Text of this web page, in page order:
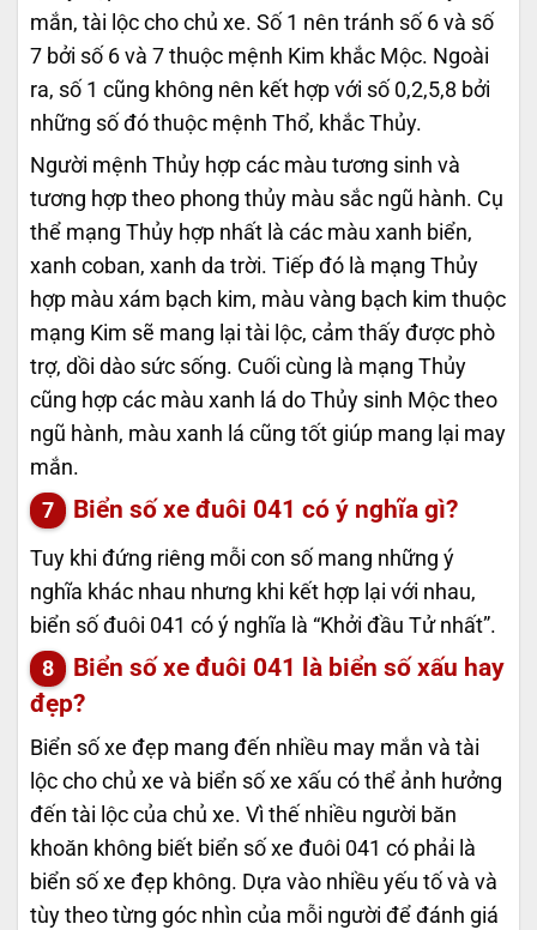
mắn, tài lộc cho chủ xe. Số 1 nên tránh số 6 và số
7 bởi số 6 và 7 thuộc mệnh Kim khắc Mộc. Ngoài
ra, số 1 cũng không nên kết hợp với số 0,2,5,8 bởi
những số đó thuộc mệnh Thổ, khắc Thủy.
Người mệnh Thủy hợp các màu tương sinh và
tương hợp theo phong thủy màu sắc ngũ hành. Cụ
thể mạng Thủy hợp nhất là các màu xanh biển,
xanh coban, xanh da trời. Tiếp đó là mạng Thủy
hợp màu xám bạch kim, màu vàng bạch kim thuộc
mạng Kim sẽ mang lại tài lộc, cảm thấy được phò
trợ, dồi dào sức sống. Cuối cùng là mạng Thủy
cũng hợp các màu xanh lá do Thủy sinh Mộc theo
ngũ hành, màu xanh lá cũng tốt giúp mang lại may
mắn.
Biển số xe đuôi 041 có ý nghĩa gì?
Tuy khi đứng riêng mỗi con số mang những ý
nghĩa khác nhau nhưng khi kết hợp lại với nhau,
biển số đuôi 041 có ý nghĩa là “Khởi đầu Tử nhất”.
Biển số xe đuôi 041 là biển số xấu hay
đẹp?
Biển số xe đẹp mang đến nhiều may mắn và tài
lộc cho chủ xe và biển số xe xấu có thể ảnh hưởng
đến tài lộc của chủ xe. Vì thế nhiều người băn
khoăn không biết biển số xe đuôi 041 có phải là
biển số xe đẹp không. Dựa vào nhiều yếu tố và và
tùy theo từng góc nhìn của mỗi người để đánh giá